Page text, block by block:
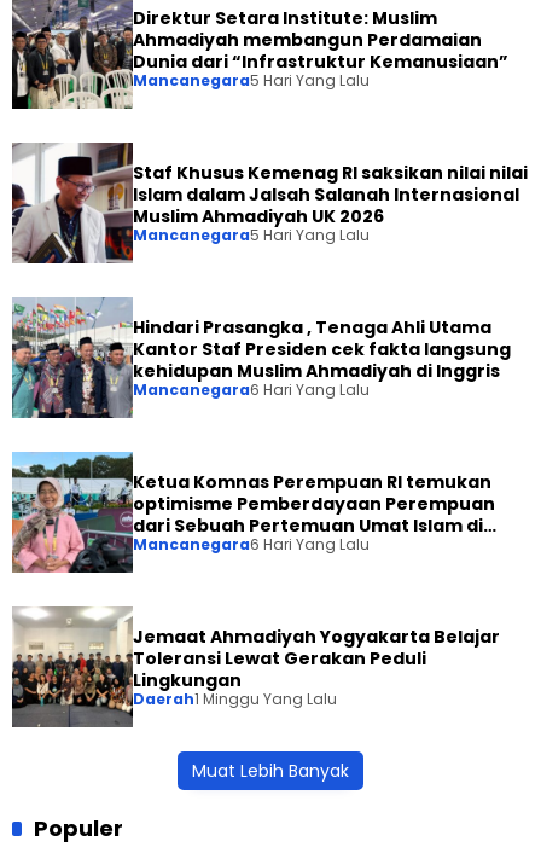
Direktur Setara Institute: Muslim
Ahmadiyah membangun Perdamaian
Dunia dari “Infrastruktur Kemanusiaan”
Mancanegara5 Hari Yang Lalu
Staf Khusus Kemenag RI saksikan nilai nilai
Islam dalam Jalsah Salanah Internasional
Muslim Ahmadiyah UK 2026
Mancanegara5 Hari Yang Lalu
Hindari Prasangka , Tenaga Ahli Utama
Kantor Staf Presiden cek fakta langsung
kehidupan Muslim Ahmadiyah di Inggris
Mancanegara6 Hari Yang Lalu
Ketua Komnas Perempuan RI temukan
optimisme Pemberdayaan Perempuan
dari Sebuah Pertemuan Umat Islam di
Inggris
Mancanegara6 Hari Yang Lalu
Jemaat Ahmadiyah Yogyakarta Belajar
Toleransi Lewat Gerakan Peduli
Lingkungan
Daerah1 Minggu Yang Lalu
Muat Lebih Banyak
Populer